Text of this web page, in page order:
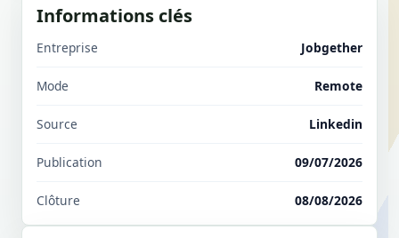
Informations clés
Entreprise Jobgether
Mode Remote
Source Linkedin
Publication 09/07/2026
Clôture 08/08/2026